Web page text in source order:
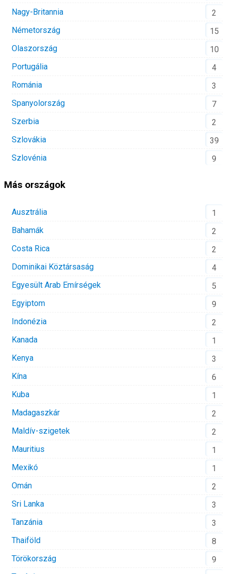
Nagy-Britannia
2
Németország
15
Olaszország
10
Portugália
4
Románia
3
Spanyolország
7
Szerbia
2
Szlovákia
39
Szlovénia
9
Más országok
Ausztrália
1
Bahamák
2
Costa Rica
2
Dominikai Köztársaság
4
Egyesült Arab Emírségek
5
Egyiptom
9
Indonézia
2
Kanada
1
Kenya
3
Kína
6
Kuba
1
Madagaszkár
2
Maldív-szigetek
2
Mauritius
1
Mexikó
1
Omán
2
Sri Lanka
3
Tanzánia
3
Thaiföld
8
Törökország
9